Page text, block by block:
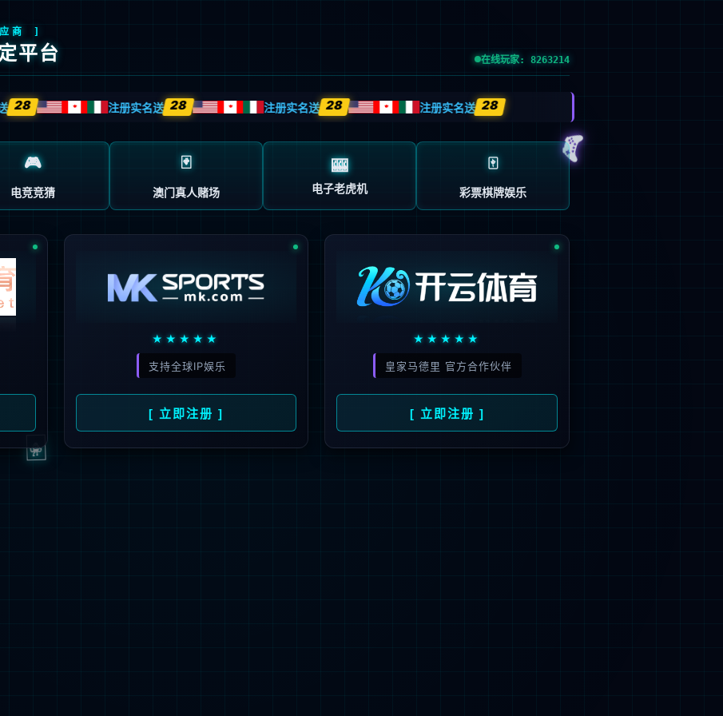
您所请求的网页不存在或被删除点击这里返回上一步